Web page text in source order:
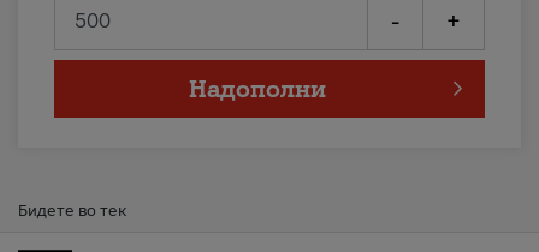
- +
Надополни
Бидете во тек